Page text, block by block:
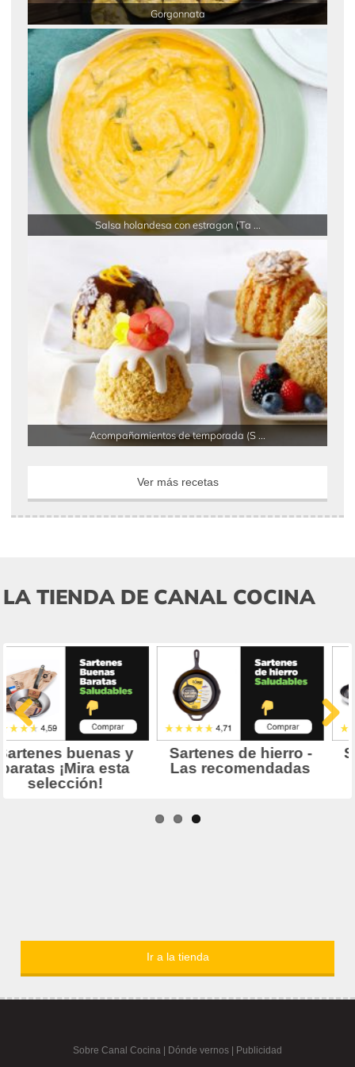
Gorgonnata
Salsa holandesa con estragon (Ta ...
Acompañamientos de temporada (S ...
Ver más recetas
LA TIENDA DE CANAL COCINA
Ir a la tienda
Sobre Canal Cocina Dónde vernos | Publicidad